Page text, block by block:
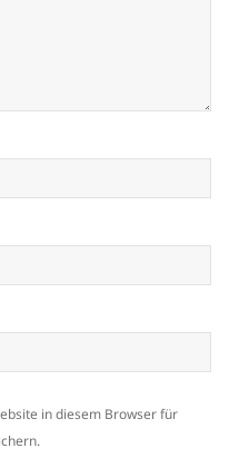
in diesem Browser für